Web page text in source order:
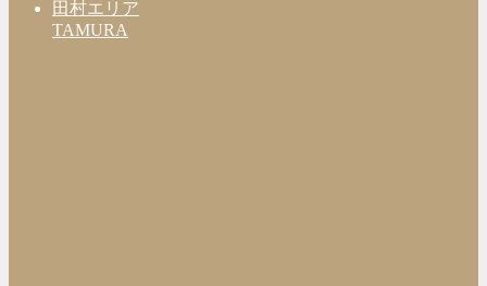
田村エリア
TAMURA